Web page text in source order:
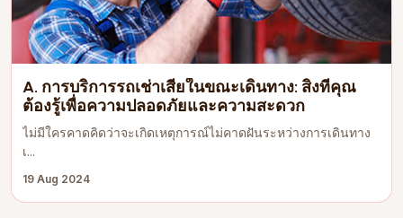
A. การบริการรถเช่าเสียในขณะเดินทาง: สิ่งที่คุณ
ต้องรู้เพื่อความปลอดภัยและความสะดวก
ไม่มีใครคาดคิดว่าจะเกิดเหตุการณ์ไม่คาดฝันระหว่างการเดินทาง
เ...
19 Aug 2024